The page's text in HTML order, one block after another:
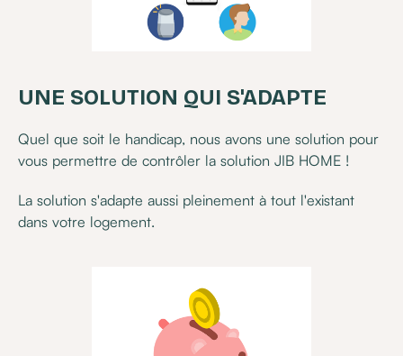
UNE SOLUTION QUI S'ADAPTE
Quel que soit le handicap, nous avons une solution pour
vous permettre de contrôler la solution JIB HOME !
La solution s'adapte aussi pleinement à tout l'existant
dans votre logement.